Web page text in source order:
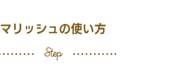
マリッシュの使い方